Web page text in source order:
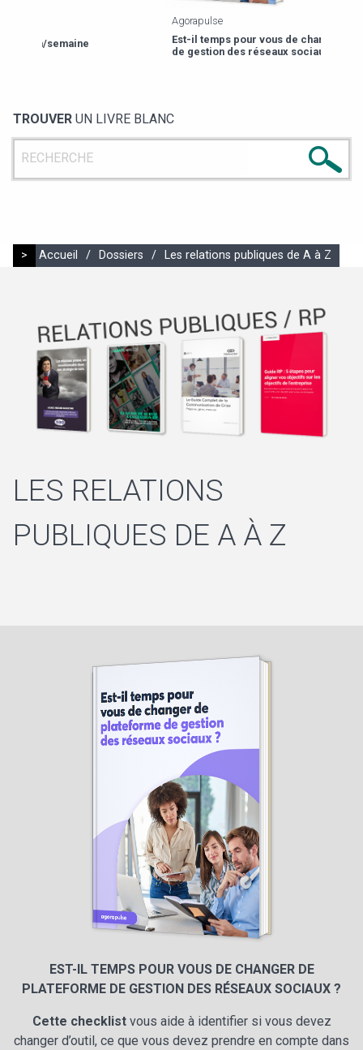
Est-il temps pour vous de changer de plateforme
de gestion des réseaux sociaux ?
TROUVER UN LIVRE BLANC
> Accueil / Dossiers / Les relations publiques de A à Z
LES RELATIONS
PUBLIQUES DE A À Z
EST-IL TEMPS POUR VOUS DE CHANGER DE
PLATEFORME DE GESTION DES RÉSEAUX SOCIAUX ?
Cette checklistvous aide à identifier si vous devez
changer d’outil, ce que vous devez prendre en compte dans